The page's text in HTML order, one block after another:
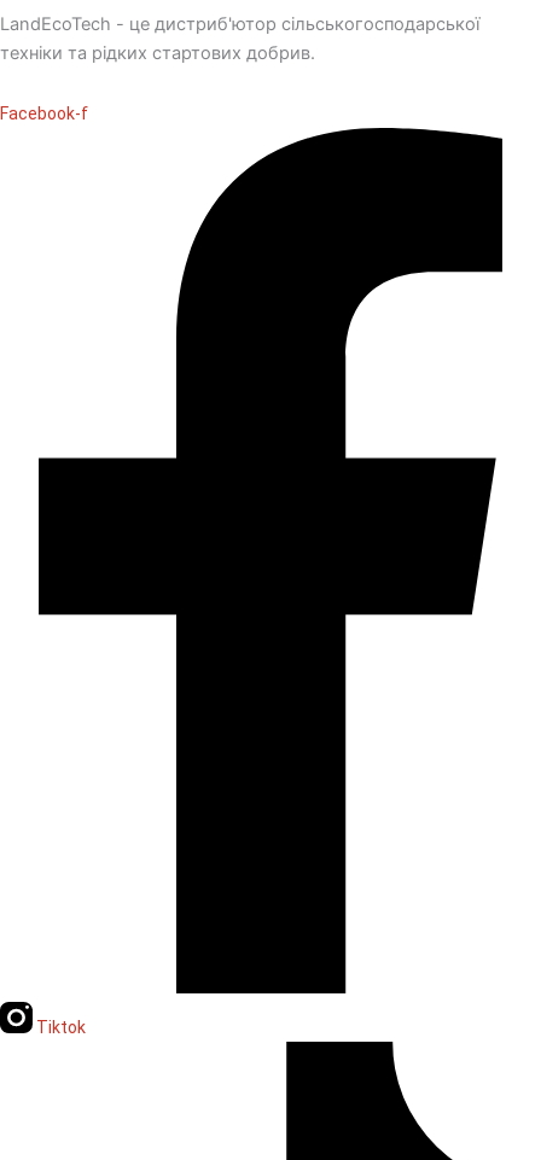
LandEcoTech - це дистриб'ютор сільськогосподарської
техніки та рідких стартових добрив.
Facebook-f
Tiktok